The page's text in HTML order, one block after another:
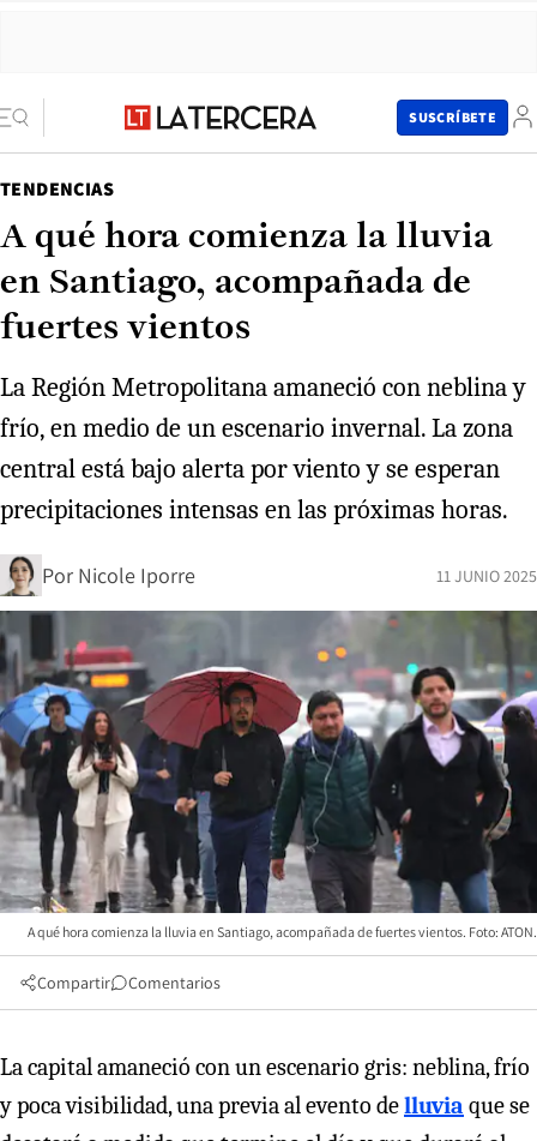
SUSCRÍBETE
TENDENCIAS
A qué hora comienza la lluvia
en Santiago, acompañada de
fuertes vientos
La Región Metropolitana amaneció con neblina y
frío, en medio de un escenario invernal. La zona
central está bajo alerta por viento y se esperan
precipitaciones intensas en las próximas horas.
Por Nicole Iporre 11 JUNIO 2025
A qué hora comienza la lluvia en Santiago, acompañada de fuertes vientos. Foto: ATON.
Compartir Comentarios
La capital amaneció con un escenario gris: neblina, frío
y poca visibilidad, una previa al evento delluvia que se